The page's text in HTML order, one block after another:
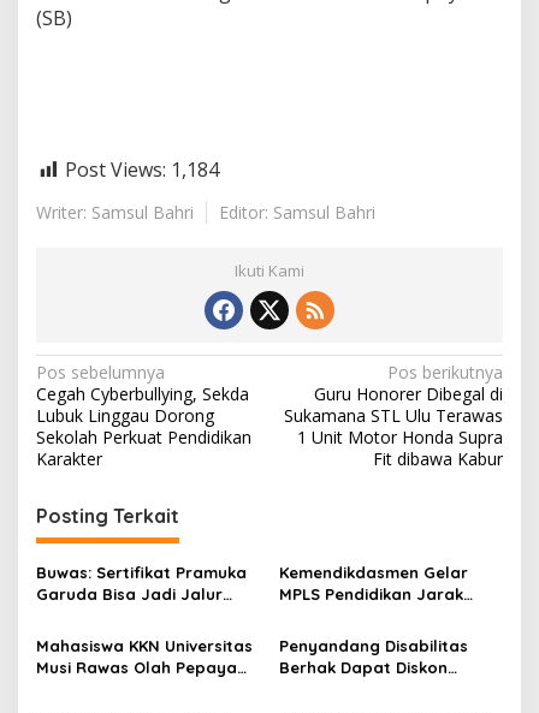
(SB)
Post Views: 1,184
Writer: Samsul Bahri Editor: Samsul Bahri
Ikuti Kami
N
a
v
i
g
a
s
i
p
o
Pos sebelumnya
Cegah Cyberbullying, Sekda
Lubuk Linggau Dorong
Sekolah Perkuat Pendidikan
Karakter
Pos berikutnya
Guru Honorer Dibegal di
Sukamana STL Ulu Terawas
1 Unit Motor Honda Supra
Fit dibawa Kabur
Posting Terkait
Buwas: Sertifikat Pramuka
Garuda Bisa Jadi Jalur
dan Perguruan Tinggi
Kemendikdasmen Gelar
MPLS Pendidikan Jarak
Kemandirian Belajar
Mahasiswa KKN Universitas
Musi Rawas Olah Pepaya
Penyandang Disabilitas
Berhak Dapat Diskon